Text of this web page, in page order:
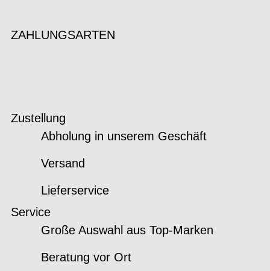
ZAHLUNGSARTEN
Zustellung
Abholung in unserem Geschäft
Versand
Lieferservice
Service
Große Auswahl aus Top-Marken
Beratung vor Ort